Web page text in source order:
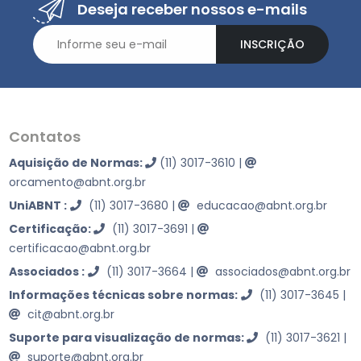
e o Nome do cliente da lateral da norma e inserido
um código identificador, para assim, preservar os
dados pessoais de nossos clientes.
Deseja receber nossos e-mails
INSCRIÇÃO
Contatos
Aquisição de Normas: (11) 3017-3610 |
orcamento@abnt.org.br
UniABNT :
(11) 3017-3680 |
educacao@abnt.org.br
Certificação:
(11) 3017-3691 |
certificacao@abnt.org.br
Associados :
(11) 3017-3664 |
associados@abnt.org.br
Informações técnicas sobre normas:
(11) 3017-3645 |
cit@abnt.org.br
Suporte para visualização de normas:
(11) 3017-3621 |
suporte@abnt.org.br